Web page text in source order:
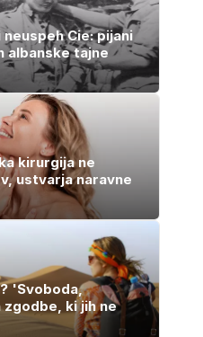
Cie: pijani
albanske tajne
kirurgija ne
ustvarja naravne
'Svoboda,
ki jih ne